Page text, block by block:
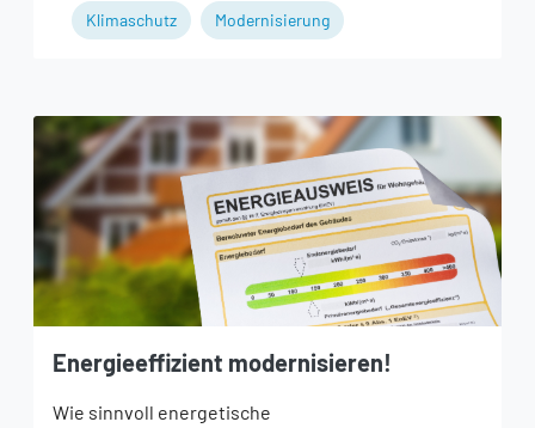
Klimaschutz Modernisierung
Energieeffizient modernisieren!
Wie sinnvoll energetische